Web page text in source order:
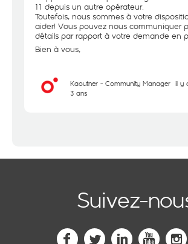
11 depuis un autre opérateur.
Toutefois, nous sommes à votre
aider! Vous pouvez nous communiquer
détails par rapport à votre demande en
Bien à vous,
Kaouther - Community Manager il y
3 ans
Suivez-